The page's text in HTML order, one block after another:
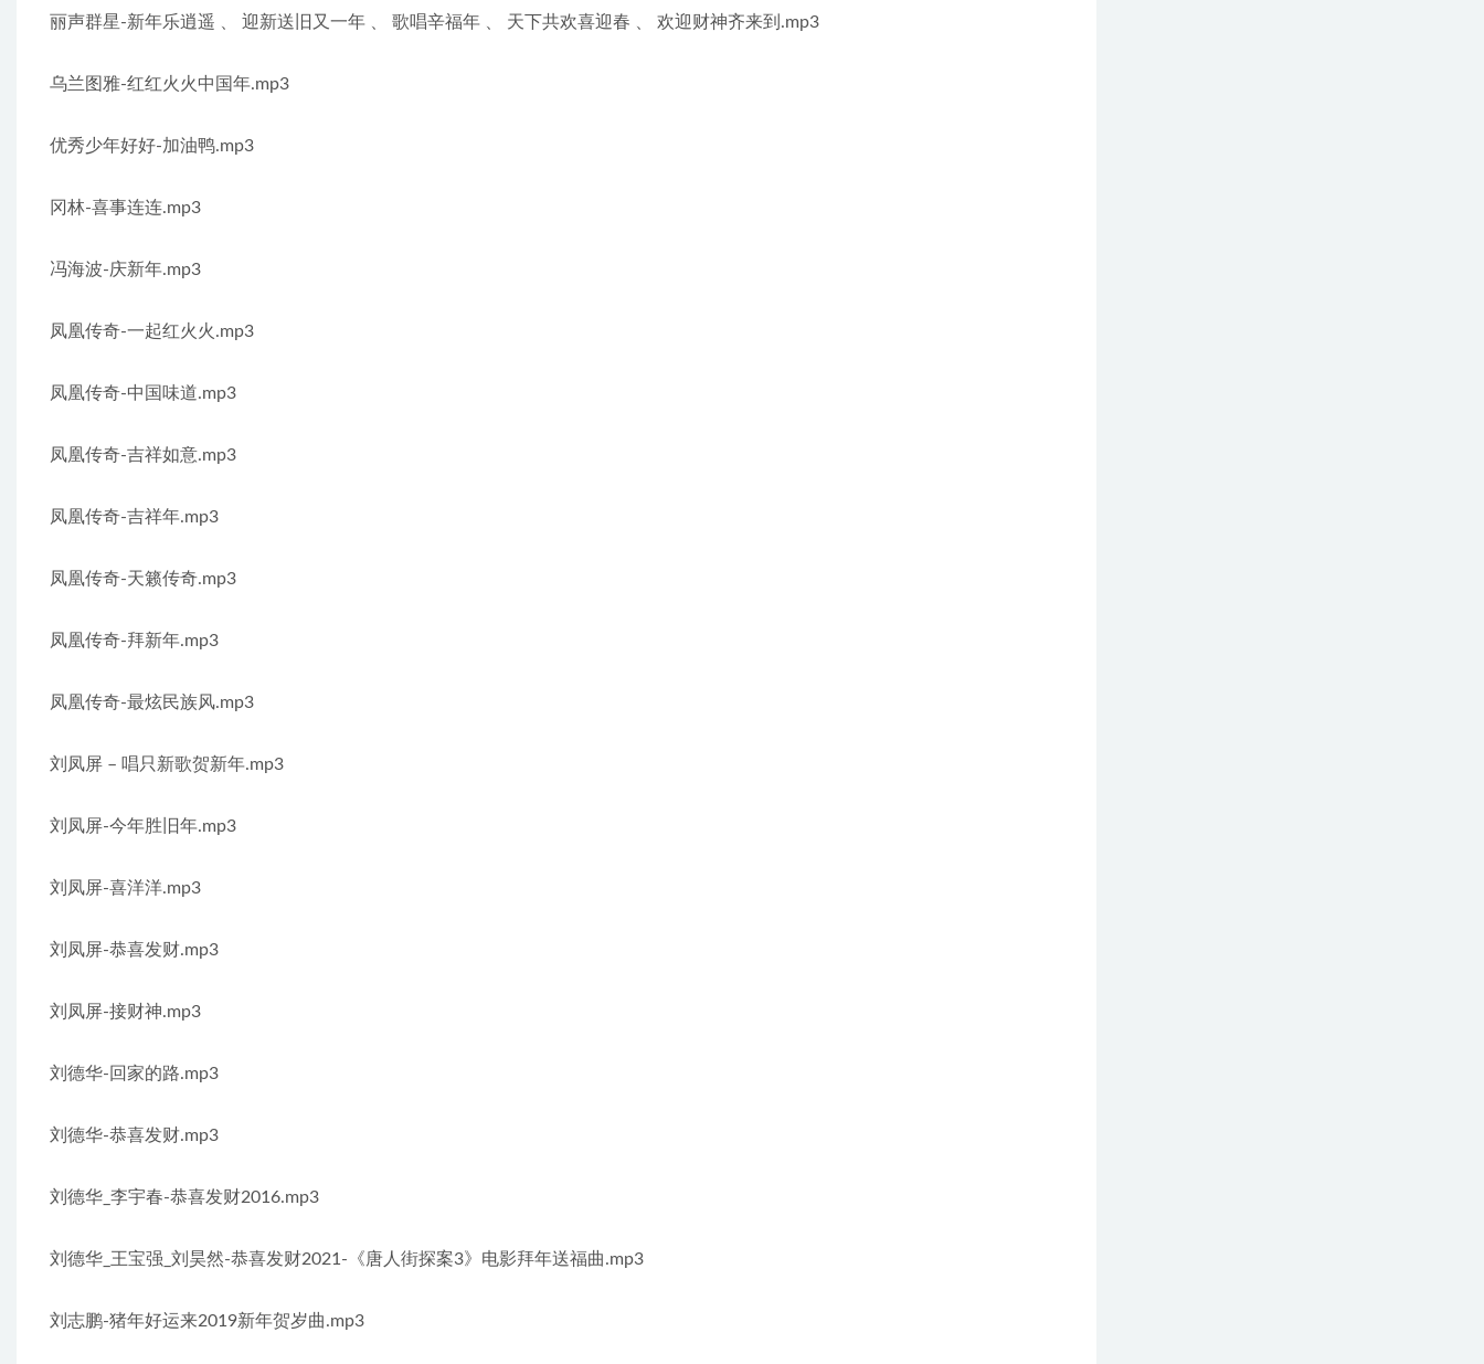
丽声群星-新年乐逍遥 、 迎新送旧又一年 、 歌唱辛福年 、 天下共欢喜迎春 、 欢迎财神齐来到.mp3
乌兰图雅-红红火火中国年.mp3
优秀少年好好-加油鸭.mp3
冈林-喜事连连.mp3
冯海波-庆新年.mp3
凤凰传奇-一起红火火.mp3
凤凰传奇-中国味道.mp3
凤凰传奇-吉祥如意.mp3
凤凰传奇-吉祥年.mp3
凤凰传奇-天籁传奇.mp3
凤凰传奇-拜新年.mp3
凤凰传奇-最炫民族风.mp3
刘凤屏 – 唱只新歌贺新年.mp3
刘凤屏-今年胜旧年.mp3
刘凤屏-喜洋洋.mp3
刘凤屏-恭喜发财.mp3
刘凤屏-接财神.mp3
刘德华-回家的路.mp3
刘德华-恭喜发财.mp3
刘德华_李宇春-恭喜发财2016.mp3
刘德华_王宝强_刘昊然-恭喜发财2021-《唐人街探案3》电影拜年送福曲.mp3
刘志鹏-猪年好运来2019新年贺岁曲.mp3